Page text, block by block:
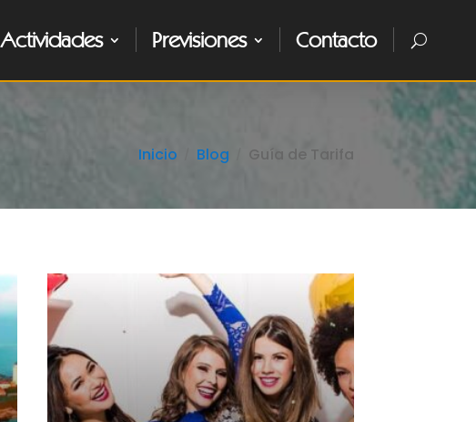
Actividades Previsiones Contacto
Inicio Blog Guía de Tarifa
LEER MÁS